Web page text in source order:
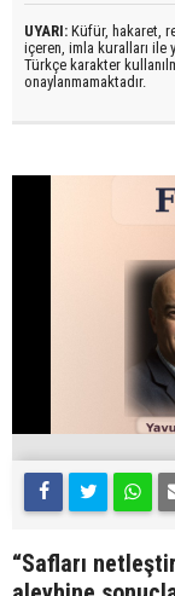
UYARI: Küfür, hakaret,
içeren, imla kuralları ile
Türkçe karakter
onaylanmamaktadır.
“Safları